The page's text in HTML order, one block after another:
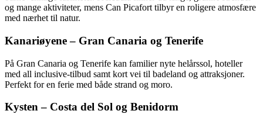
og mange aktiviteter, mens Can Picafort tilbyr en roligere atmosfære
med nærhet til natur.
Kanariøyene – Gran Canaria og Tenerife
På Gran Canaria og Tenerife kan familier nyte helårssol, hoteller
med all inclusive-tilbud samt kort vei til badeland og attraksjoner.
Perfekt for en ferie med både strand og moro.
Kysten – Costa del Sol og Benidorm